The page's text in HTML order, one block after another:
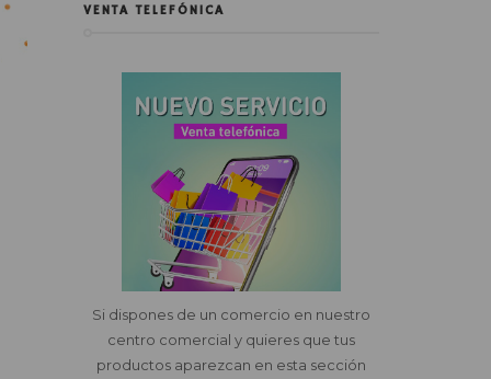
VENTA TELEFÓNICA
Si dispones de un comercio en nuestro
centro comercial y quieres que tus
productos aparezcan en esta sección